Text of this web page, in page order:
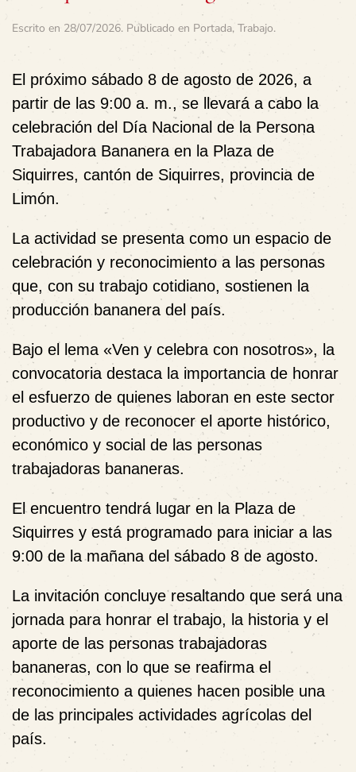
Escrito en 28/07/2026. Publicado en Portada, Trabajo.
El próximo sábado 8 de agosto de 2026, a
partir de las 9:00 a. m., se llevará a cabo la
celebración del Día Nacional de la Persona
Trabajadora Bananera en la Plaza de
Siquirres, cantón de Siquirres, provincia de
Limón.
La actividad se presenta como un espacio de
celebración y reconocimientoa las personas
que, con su trabajo cotidiano, sostienen la
producción bananera del país.
Bajo el lema «Ven y celebra con nosotros», la
convocatoria destaca la importancia de honrar
el esfuerzo de quienes laboran en este sector
productivo y de reconocer el aporte histórico,
económico y social de las personas
trabajadoras bananeras.
El encuentro tendrá lugar en la Plaza de
Siquirres y está programado para iniciar a las
9:00 de la mañana del sábado 8 de agosto.
La invitación concluye resaltando que será una
jornada para honrar el trabajo, la historia y el
aporte de las personas trabajadoras
bananeras, con lo que se reafirma el
reconocimiento a quienes hacen posible una
de las principales actividades agrícolas del
país.